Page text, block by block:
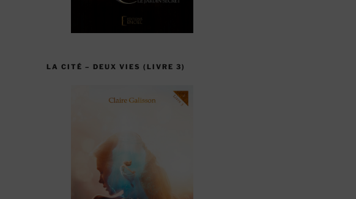
LA CITÉ – DEUX VIES (LIVRE 3)